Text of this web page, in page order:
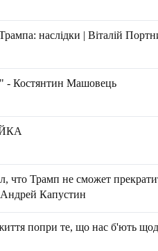
наслідки | Віталій
- Костянтин Машовець
что Трамп не сможет
Капустин
попри те, що нас б'ють